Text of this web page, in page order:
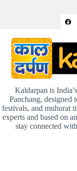
Kaldarpan is
Panchang, designed
festivals, and muhurat
experts and based on
stay connected